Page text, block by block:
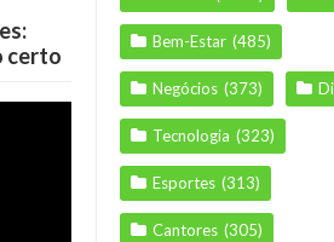
certo
Bem-Estar (485)
Negócios (373)
Tecnologia (323)
Esportes (313)
Cantores (305)